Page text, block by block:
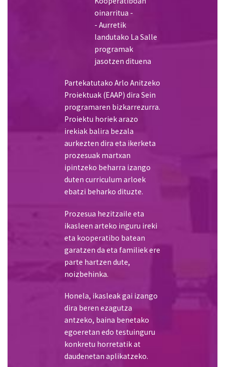
Partekatutako Arlo Anitzeko
Proiektuak (EAAP) dira Sein
programaren bizkarrezurra.
Proiektu horiek arazo
irekiak balira bezala
prozesuak martxan
ipintzeko beharra izango
duten curriculum arloek
ebatzi beharko dituzte.
Prozesua hezitzaile eta
ikasleen arteko inguru ireki
eta kooperatibo batean
garatzen da eta familiek ere
parte hartzen dute,
Honela, ikasleak gai izango
dira beren ezagutza
antzeko, baina benetako
egoeretan edo testuinguru
konkretu horretatik at